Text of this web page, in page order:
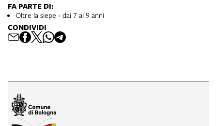
FA PARTE DI:
Oltre la siepe - dai 7 ai 9 anni
CONDIVIDI